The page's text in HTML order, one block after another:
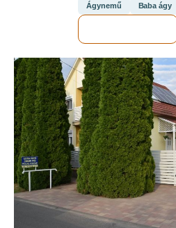
Ágynemű Baba ágy